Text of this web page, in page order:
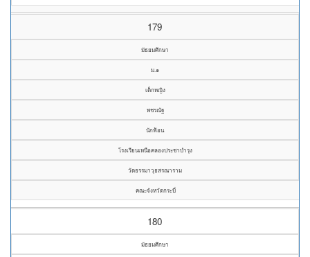
179
มัธยมศึกษา
ม.๑
เด็กหญิง
พชรณัฐ
นักฟ้อน
โรงเรียนเหนือคลองประชาบำรุง
วัดธรรมาวุธสรณาราม
คณะจังหวัดกระบี่
180
มัธยมศึกษา